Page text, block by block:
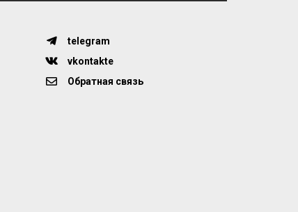
telegram
vkontakte
Обратная связь